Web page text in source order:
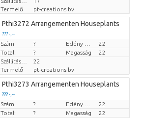
Termelő
pt-creations bv
Pthi3272 Arrangementen Houseplants
??? -,--
Darabb ár
Szám ?
22
Total:
? Magasság
22
Szállítási magasság
22
Termelő
pt-creations bv
Pthi3273 Arrangementen Houseplants
??? -,--
Darabb ár
Szám ?
22
Total:
? Magasság
22